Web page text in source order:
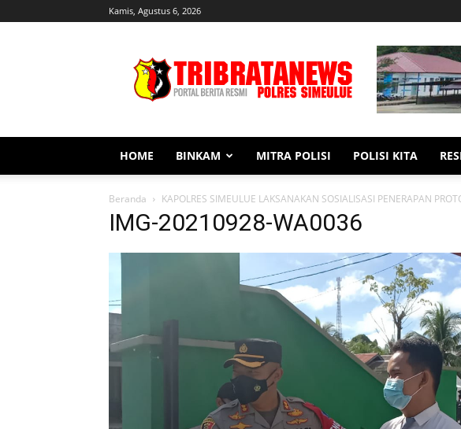
Kamis, Agustus 6, 2026
Simeulue
HOME BINKAM MITRA POLISI POLISI KITA
Beranda KAPOLRES SIMEULUE LAKSANAKAN SOSIALISASI PENERAPAN
IMG-20210928-WA0036